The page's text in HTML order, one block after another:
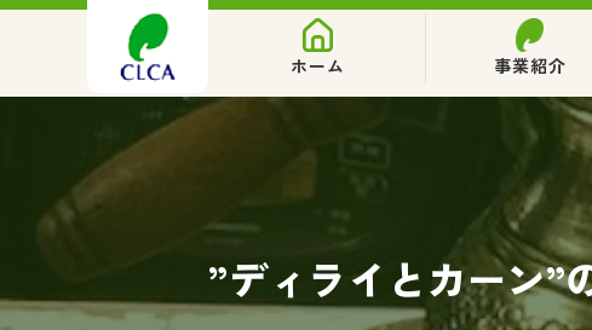
ホーム 事業紹介
”ディライとカーン”